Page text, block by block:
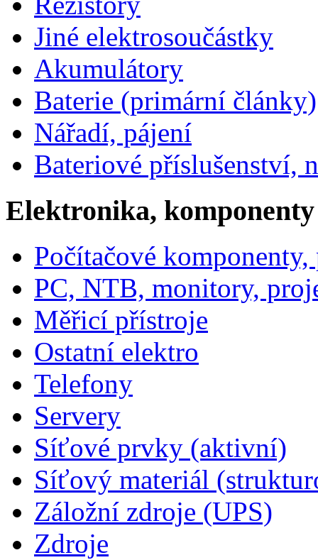
Jiné elektrosoučástky
Akumulátory
Baterie (primární články)
Nářadí, pájení
Bateriové příslušenství,
Elektronika, komponenty
Počítačové
PC, NTB, monitory,
Měřicí přístroje
Ostatní elektro
Telefony
Servery
Síťové prvky (aktivní)
Síťový materiál
Záložní zdroje (UPS)
Zdroje